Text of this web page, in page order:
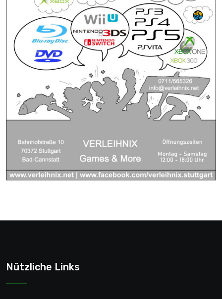
Nützliche Links